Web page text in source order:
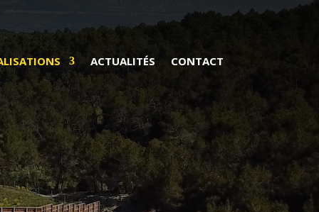
ACTUALITÉS CONTACT